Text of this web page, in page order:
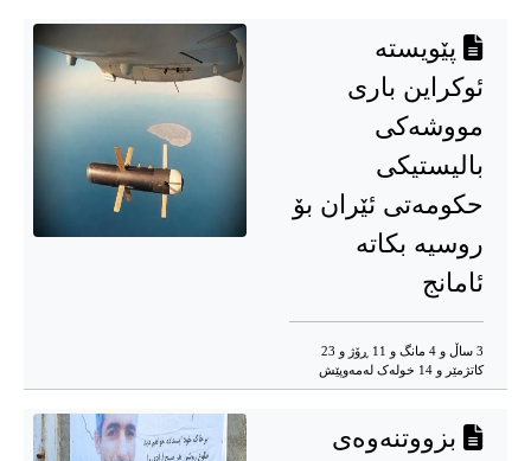
پێویسته‌
ئوکراین باری
مووشەکی
بالیستیکی
حکومەتی ئێران بۆ
روسیه‌ بکاته‌
ئامانج
3 ساڵ و 4 مانگ و 11 ڕۆژ و 23
کاتژمێر و 14 خوله‌ک له‌مه‌وپێش‌
بزووتنەوەی